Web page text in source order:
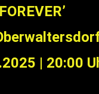
| 20:00